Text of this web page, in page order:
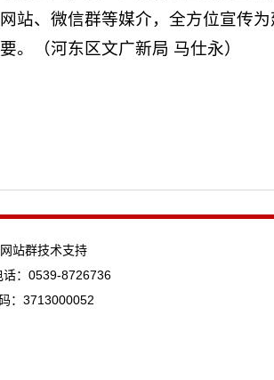
站、微信群等媒介，全方位宣传
。（河东区文广新局 马仕永）
站群技术支持
话：0539-8726736
：3713000052